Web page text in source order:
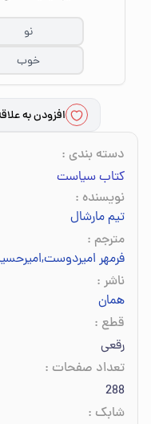
نو
خوب
افزودن به
دسته بندی :
کتاب سیاست
نویسنده :
تیم مارشال
مترجم :
فرمهر امیردوست,
ناشر :
همان
قطع :
رقعی
تعداد صفحات :
288
شابک :